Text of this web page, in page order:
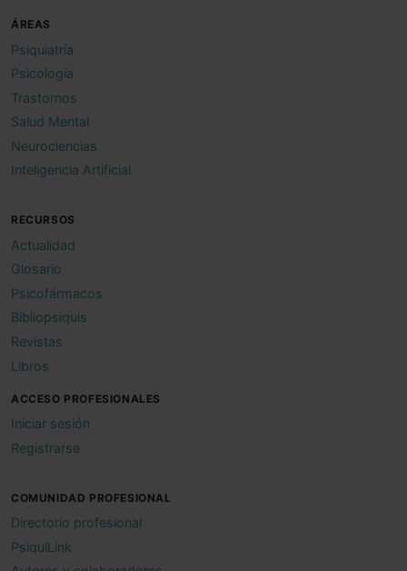
ÁREAS
Psiquiatría
Psicología
Trastornos
Salud Mental
Neurociencias
Inteligencia Artificial
RECURSOS
Actualidad
Glosario
Psicofármacos
Bibliopsiquis
Revistas
Libros
ACCESO PROFESIONALES
Iniciar sesión
Registrarse
COMUNIDAD PROFESIONAL
Directorio profesional
PsiquiLink